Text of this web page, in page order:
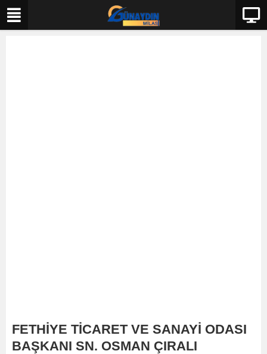
FETHİYE TİCARET VE SANAYİ ODASI
BAŞKANI SN. OSMAN ÇIRALI